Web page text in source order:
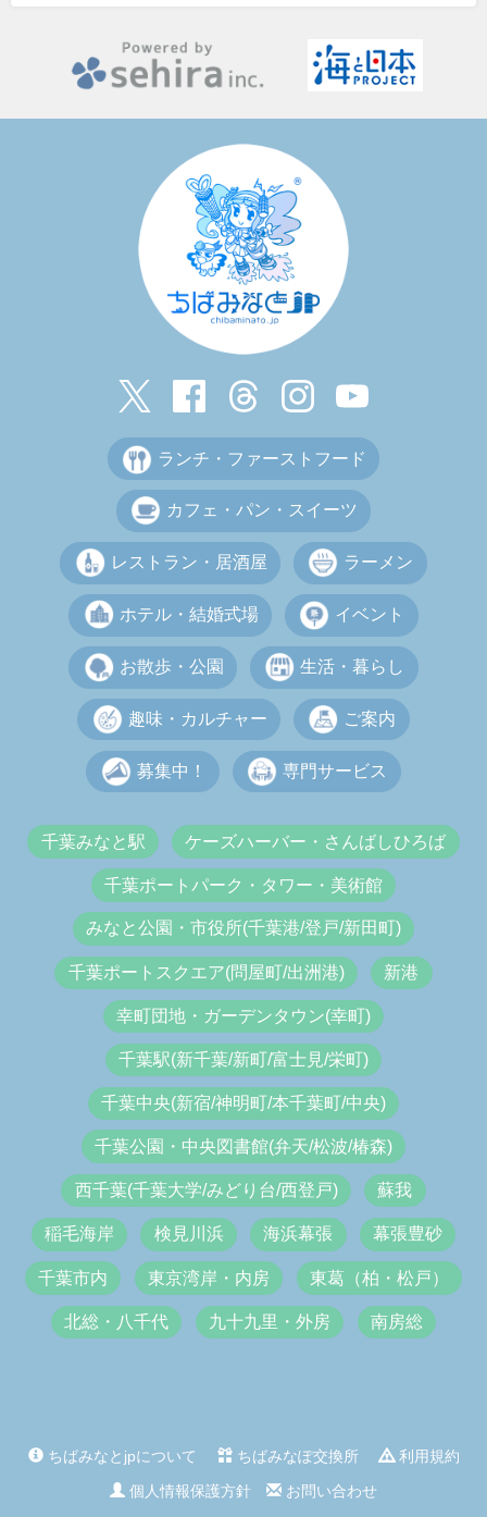
ランチ・ファーストフード
カフェ・パン・スイーツ
レストラン・居酒屋 ラーメン
ホテル・結婚式場 イベント
お散歩・公園 生活・暮らし
趣味・カルチャー ご案内
募集中！ 専門サービス
千葉みなと駅 ケーズハーバー・さんばしひろば
千葉ポートパーク・タワー・美術館
みなと公園・市役所(千葉港/登戸/新田町)
千葉ポートスクエア(問屋町/出洲港) 新港
幸町団地・ガーデンタウン(幸町)
千葉駅(新千葉/新町/富士見/栄町)
千葉中央(新宿/神明町/本千葉町/中央)
千葉公園・中央図書館(弁天/松波/椿森)
西千葉(千葉大学/みどり台/西登戸) 蘇我
稲毛海岸 検見川浜 海浜幕張 幕張豊砂
千葉市内 東京湾岸・内房 東葛（柏・松戸）
北総・八千代 九十九里・外房 南房総
ちばみなとjpについて ちばみなぽ交換所
利用規約
個人情報保護方針
お問い合わせ